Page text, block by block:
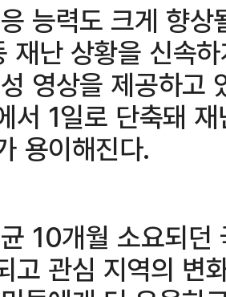
능력도 크게 향
재난 상황을 신속
영상을 제공하고
서 1일로 단축돼
용이해진다.
10개월 소요되
고 관심 지역의 변